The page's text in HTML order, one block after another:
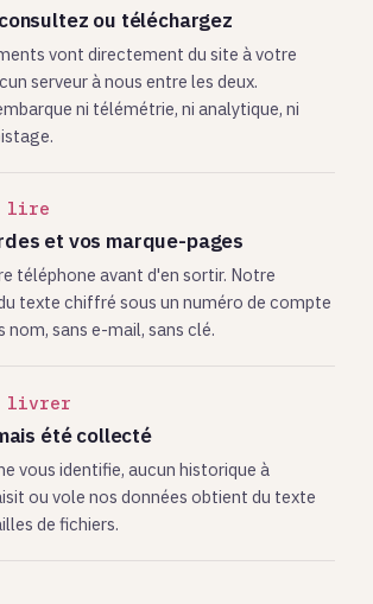
ou téléchargez
vont directement du site à votre
serveur à nous entre les deux.
ni télémétrie, ni analytique, ni
lire
et vos marque-pages
téléphone avant d'en sortir. Notre
texte chiffré sous un numéro de compte
sans e-mail, sans clé.
livrer
été collecté
vous identifie, aucun historique à
ou vole nos données obtient du texte
de fichiers.